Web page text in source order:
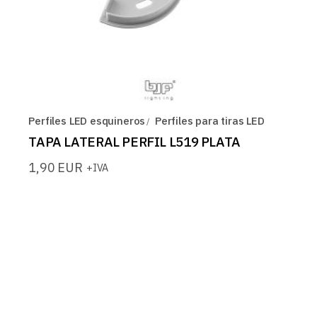
Perfiles LED esquineros Perfiles para tiras LED
TAPA LATERAL PERFIL L519 PLATA
1,90 EUR +IVA